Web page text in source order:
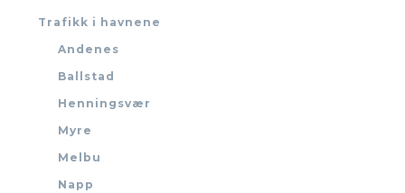
Trafikk i havnene
Andenes
Ballstad
Henningsvær
Myre
Melbu
Napp